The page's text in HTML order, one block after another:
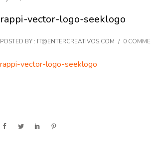
rappi-vector-logo-seeklogo
POSTED BY : IT@ENTERCREATIVOS.COM / 0
rappi-vector-logo-seeklogo